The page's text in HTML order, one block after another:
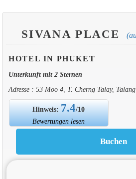
SIVANA PLACE
HOTEL IN PHUKET
Unterkunft mit 2 Sternen
Adresse : 53 Moo 4, T. Cherng Talay,
Hinweis: 7.4/10
Bewertungen lesen